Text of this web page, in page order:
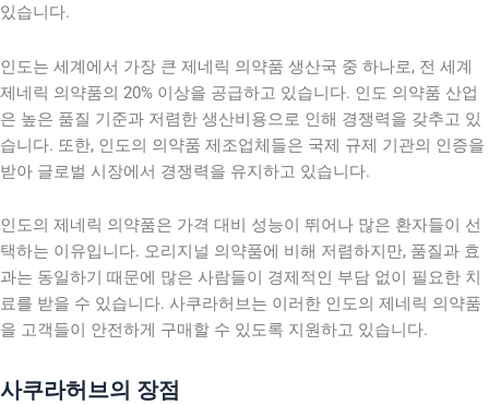
있습니다.
인도는 세계에서 가장 큰 제네릭 의약품 생산국 중 하나로, 전 세계
제네릭 의약품의 20% 이상을 공급하고 있습니다. 인도 의약품 산업
은 높은 품질 기준과 저렴한 생산비용으로 인해 경쟁력을 갖추고 있
습니다. 또한, 인도의 의약품 제조업체들은 국제 규제 기관의 인증을
받아 글로벌 시장에서 경쟁력을 유지하고 있습니다.
인도의 제네릭 의약품은 가격 대비 성능이 뛰어나 많은 환자들이 선
택하는 이유입니다. 오리지널 의약품에 비해 저렴하지만, 품질과 효
과는 동일하기 때문에 많은 사람들이 경제적인 부담 없이 필요한 치
료를 받을 수 있습니다. 사쿠라허브는 이러한 인도의 제네릭 의약품
을 고객들이 안전하게 구매할 수 있도록 지원하고 있습니다.
사쿠라허브의 장점